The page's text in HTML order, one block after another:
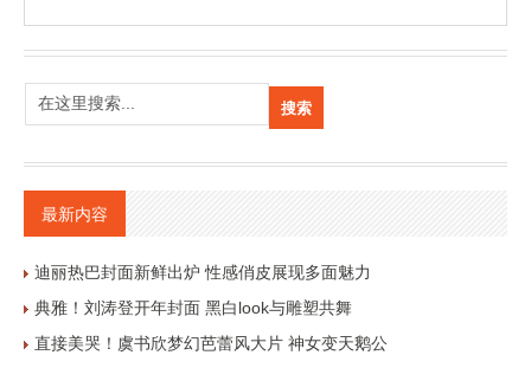
最新内容
迪丽热巴封面新鲜出炉 性感俏皮展现多面魅力
典雅！刘涛登开年封面 黑白look与雕塑共舞
直接美哭！虞书欣梦幻芭蕾风大片 神女变天鹅公